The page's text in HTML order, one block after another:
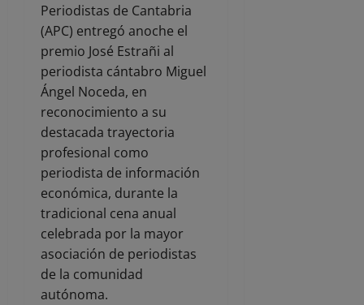
Periodistas de Cantabria
(APC) entregó anoche el
premio José Estrañi al
periodista cántabro Miguel
Ángel Noceda, en
reconocimiento a su
destacada trayectoria
profesional como
periodista de información
económica, durante la
tradicional cena anual
celebrada por la mayor
asociación de periodistas
de la comunidad
autónoma.